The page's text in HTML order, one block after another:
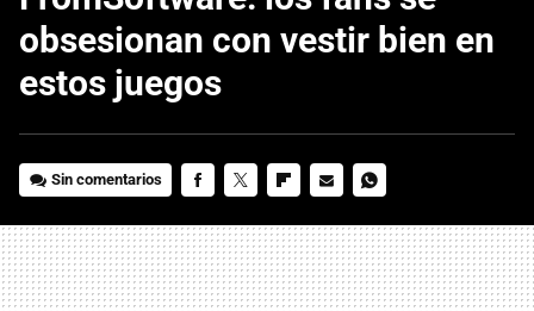
obsesionan con vestir bien en
estos juegos
Sin comentarios
MAIL